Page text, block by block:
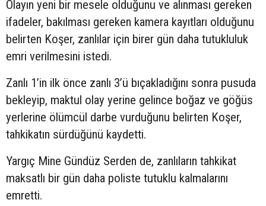
Olayın yeni bir mesele olduğunu ve alınması gereken
ifadeler, bakılması gereken kamera kayıtları olduğunu
belirten Koşer, zanlılar için birer gün daha tutukluluk
emri verilmesini istedi.
Zanlı 1’in ilk önce zanlı 3’ü bıçakladığını sonra pusuda
bekleyip, maktul olay yerine gelince boğaz ve göğüs
yerlerine ölümcül darbe vurduğunu belirten Koşer,
tahkikatın sürdüğünü kaydetti.
Yargıç Mine Gündüz Serden de, zanlıların tahkikat
maksatlı bir gün daha poliste tutuklu kalmalarını
emretti.